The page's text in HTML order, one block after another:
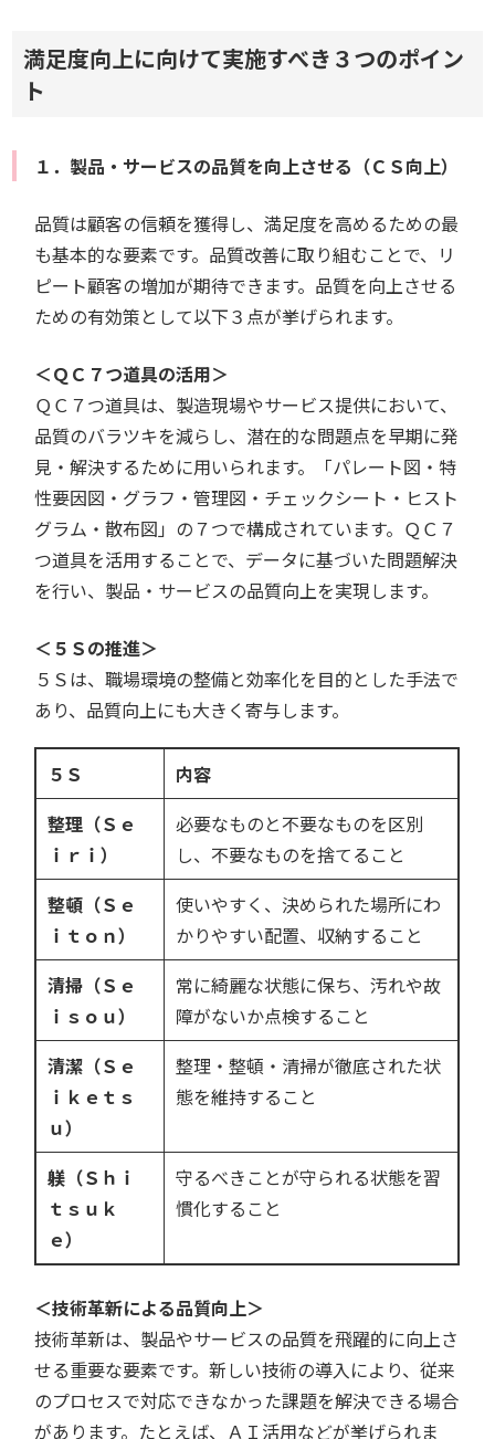
満足度向上に向けて実施すべき３つのポイン
ト
１．製品・サービスの品質を向上させる（ＣＳ向上）
品質は顧客の信頼を獲得し、満足度を高めるための最
も基本的な要素です。品質改善に取り組むことで、リ
ピート顧客の増加が期待できます。品質を向上させる
ための有効策として以下３点が挙げられます。
＜ＱＣ７つ道具の活用＞
ＱＣ７つ道具は、製造現場やサービス提供において、
品質のバラツキを減らし、潜在的な問題点を早期に発
見・解決するために用いられます。「パレート図・特
性要因図・グラフ・管理図・チェックシート・ヒスト
グラム・散布図」の７つで構成されています。ＱＣ７
つ道具を活用することで、データに基づいた問題解決
を行い、製品・サービスの品質向上を実現します。
＜５Ｓの推進＞
５Ｓは、職場環境の整備と効率化を目的とした手法で
あり、品質向上にも大きく寄与します。
５Ｓ
内容
整理（Ｓｅ
ｉｒｉ）
必要なものと不要なものを区別
し、不要なものを捨てること
整頓（Ｓｅ
ｉｔｏｎ）
使いやすく、決められた場所にわ
かりやすい配置、収納すること
清掃（Ｓｅ
ｉｓｏｕ）
常に綺麗な状態に保ち、汚れや故
障がないか点検すること
清潔（Ｓｅ
ｉｋｅｔｓ
ｕ）
整理・整頓・清掃が徹底された状
態を維持すること
躾（Ｓｈｉ
ｔｓｕｋ
ｅ）
守るべきことが守られる状態を習
慣化すること
＜技術革新による品質向上＞
技術革新は、製品やサービスの品質を飛躍的に向上さ
せる重要な要素です。新しい技術の導入により、従来
のプロセスで対応できなかった課題を解決できる場合
があります。たとえば、ＡＩ活用などが挙げられま